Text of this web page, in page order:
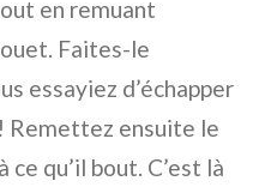
en remuant
Faites-le
essayiez d’échapper
Remettez ensuite le
ce qu’il bout. C’est là